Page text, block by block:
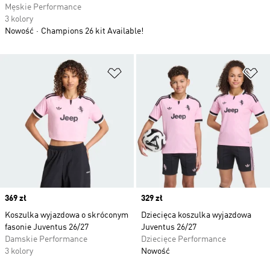
Dodaj do listy życzeń
Price
369 zł
Koszulka wyjazdowa o skróconym
fasonie Juventus 26/27
Damskie Performance
3 kolory
Price
329 zł
Dziecięca koszulka wyjazdowa
Juventus 26/27
Dziecięce Performance
Nowość
Męskie Performance
3 kolory
Nowość
Champions 26 kit Available!